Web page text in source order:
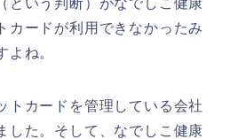
カードが利用できなかったみ
よね。
トカードを管理している会社
した。そして、なでしこ健康